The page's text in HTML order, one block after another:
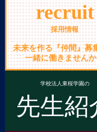
recruit
採用情報
未来を作る『仲間』募
一緒に働きません
学校法人東桜学園の
先生紹